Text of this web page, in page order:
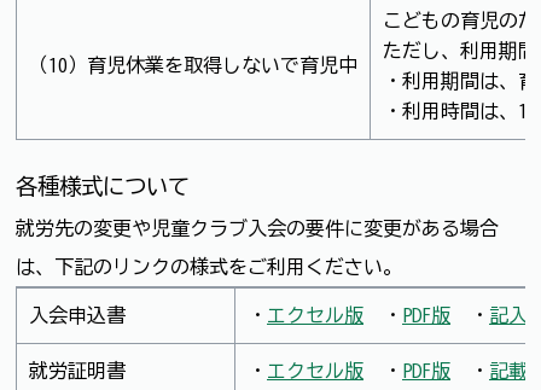
（10）育児休業を取得しないで育児中
こどもの育児の
ただし、利用期
・利用期間は、
・利用時間は、
各種様式について
就労先の変更や児童クラブ入会の要件に変更がある場合
は、下記のリンクの様式をご利用ください。
入会申込書 ・ エクセル版 ・ PDF版 ・ 記入
就労証明書 ・ エクセル版 ・ PDF版 ・ 記載